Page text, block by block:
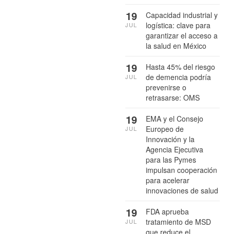
Capacidad industrial y
logística: clave para
garantizar el acceso a
la salud en México
19
JUL
Hasta 45% del riesgo
de demencia podría
prevenirse o
retrasarse: OMS
19
JUL
EMA y el Consejo
Europeo de
Innovación y la
Agencia Ejecutiva
para las Pymes
impulsan cooperación
para acelerar
innovaciones de salud
19
JUL
FDA aprueba
tratamiento de MSD
19
JUL